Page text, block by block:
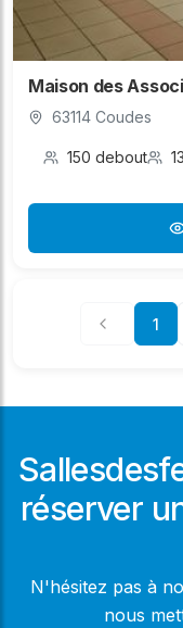
Maison des
63114 Coudes
150 debout
1
réserver
N'hésitez pas à
nous